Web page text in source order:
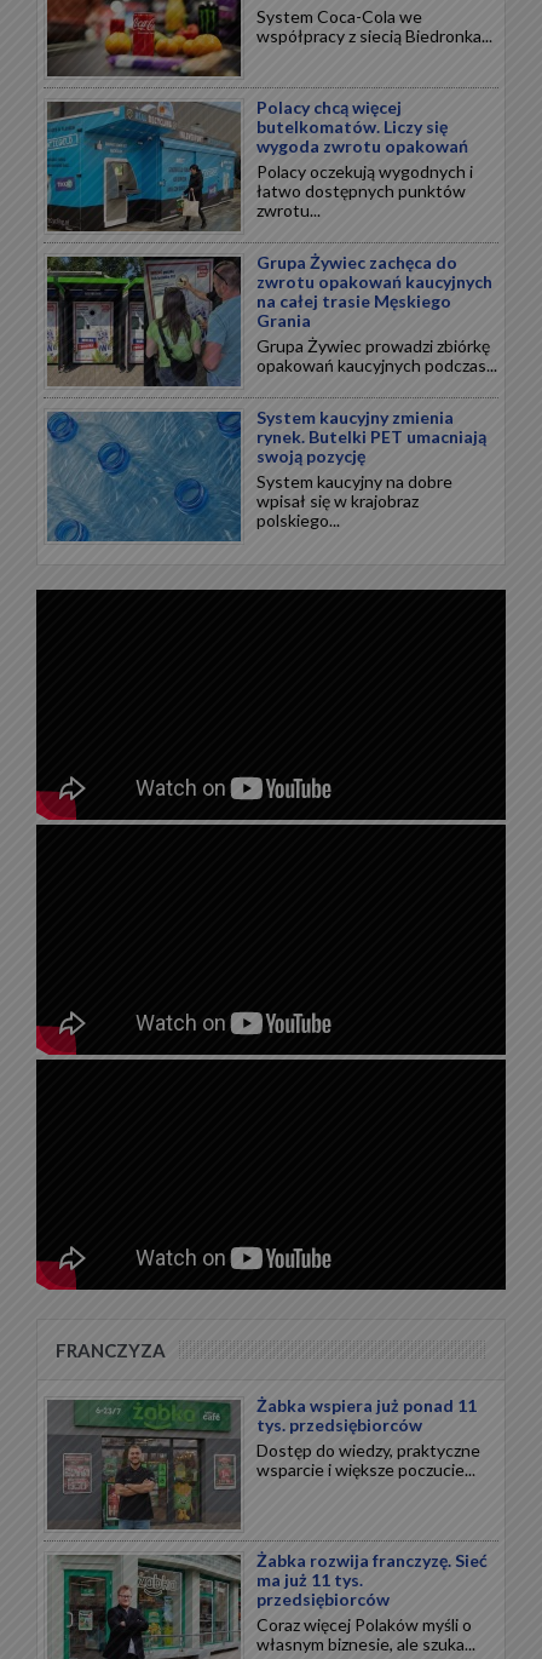
System Coca-Cola we
współpracy z siecią Biedronka...
Polacy chcą więcej
butelkomatów. Liczy się
wygoda zwrotu opakowań
Polacy oczekują wygodnych i
łatwo dostępnych punktów
zwrotu...
Grupa Żywiec zachęca do
zwrotu opakowań kaucyjnych
na całej trasie Męskiego
Grania
Grupa Żywiec prowadzi zbiórkę
opakowań kaucyjnych podczas...
System kaucyjny zmienia
rynek. Butelki PET umacniają
swoją pozycję
System kaucyjny na dobre
wpisał się w krajobraz
polskiego...
FRANCZYZA
Żabka wspiera już ponad 11
tys. przedsiębiorców
Dostęp do wiedzy, praktyczne
wsparcie i większe poczucie...
Żabka rozwija franczyzę. Sieć
ma już 11 tys.
przedsiębiorców
Coraz więcej Polaków myśli o
własnym biznesie, ale szuka...